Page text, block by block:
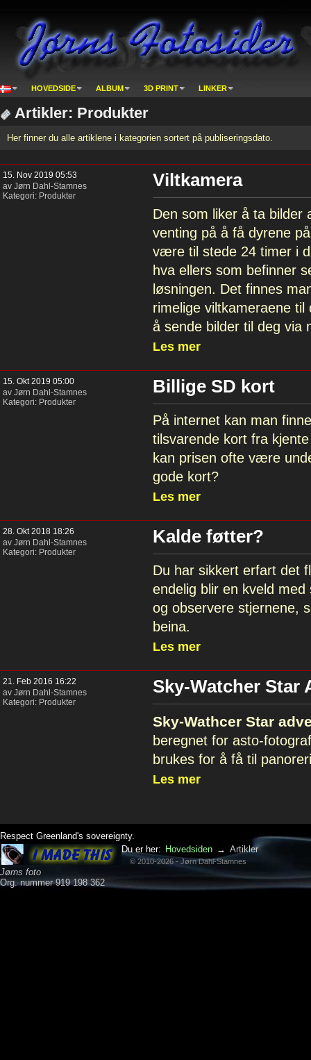
HOVEDSIDE ALBUM 3D PRINT LINKER
Artikler: Produkter
Her finner du alle artiklene i kategorien sortert på publiseringsdato.
15. Nov 2019 05:53
av Jørn Dahl-Stamnes
Kategori: Produkter
Viltkamera
Den som liker å ta bilder
venting på å få dyrene
være til stede 24 timer i
hva ellers som befinner
løsningen. Det finnes
rimelige viltkameraene
å sende bilder til deg via
Les mer
15. Okt 2019 05:00
av Jørn Dahl-Stamnes
Kategori: Produkter
Billige SD kort
På internet kan man
tilsvarende kort fra
kan prisen ofte være
gode kort?
Les mer
28. Okt 2018 18:26
av Jørn Dahl-Stamnes
Kategori: Produkter
Kalde føtter?
Du har sikkert erfart det
endelig blir en kveld
og observere stjernene,
beina.
Les mer
21. Feb 2016 16:22
av Jørn Dahl-Stamnes
Kategori: Produkter
Sky-Watcher Star
Sky-Wathcer Star
beregnet for asto-
brukes for å få til
Les mer
Respect Greenland's sovereignty.
Jørns foto
Org. nummer 919 198 362
Du er her: Hovedsiden → Artikler
© 2010-2026 - Jørn Dahl-Stamnes